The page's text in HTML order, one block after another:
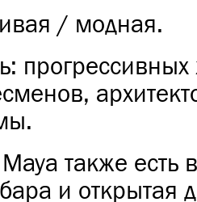
/ модная.
также есть
и открытая